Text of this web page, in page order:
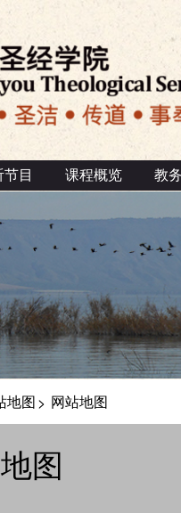
目 课程概览 教
地图> 网站地图
图